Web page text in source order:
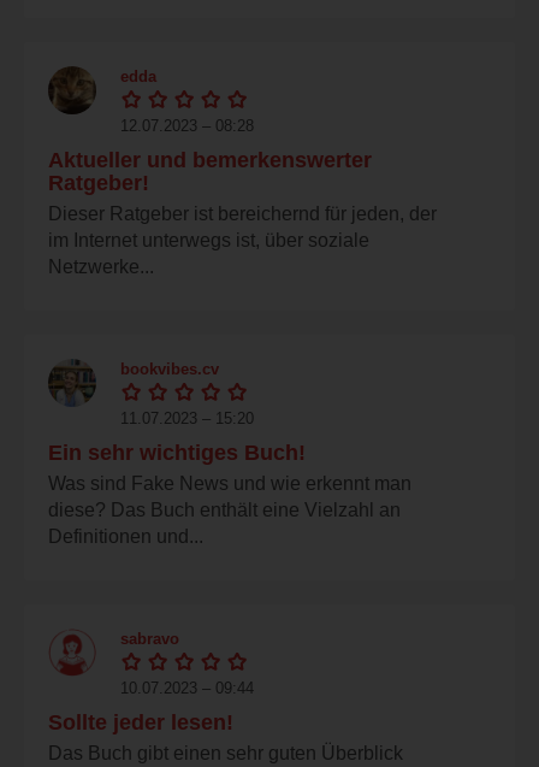
edda
12.07.2023 – 08:28
Aktueller und bemerkenswerter
Ratgeber!
Dieser Ratgeber ist bereichernd für jeden, der
im Internet unterwegs ist, über soziale
Netzwerke...
bookvibes.cv
11.07.2023 – 15:20
Ein sehr wichtiges Buch!
Was sind Fake News und wie erkennt man
diese? Das Buch enthält eine Vielzahl an
Definitionen und...
sabravo
10.07.2023 – 09:44
Sollte jeder lesen!
Das Buch gibt einen sehr guten Überblick